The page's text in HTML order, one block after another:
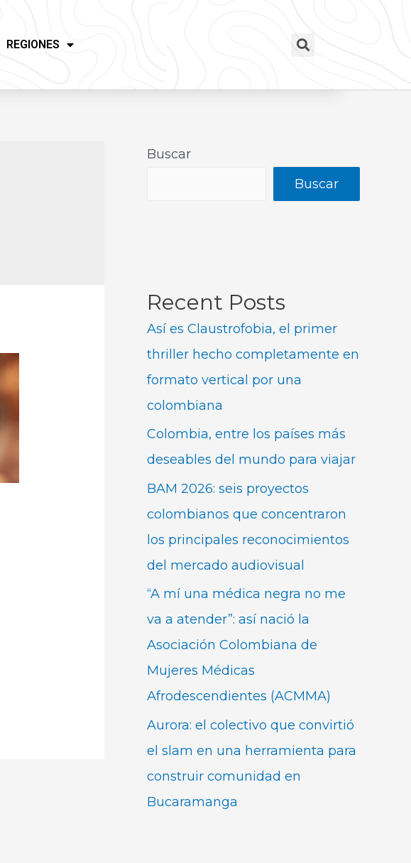
REGIONES
Buscar
Buscar
Recent Posts
Así es Claustrofobia, el primer
thriller hecho completamente en
formato vertical por una
colombiana
Colombia, entre los países más
deseables del mundo para viajar
BAM 2026: seis proyectos
colombianos que concentraron
los principales reconocimientos
del mercado audiovisual
“A mí una médica negra no me
va a atender”: así nació la
Asociación Colombiana de
Mujeres Médicas
Afrodescendientes (ACMMA)
Aurora: el colectivo que convirtió
el slam en una herramienta para
construir comunidad en
Bucaramanga